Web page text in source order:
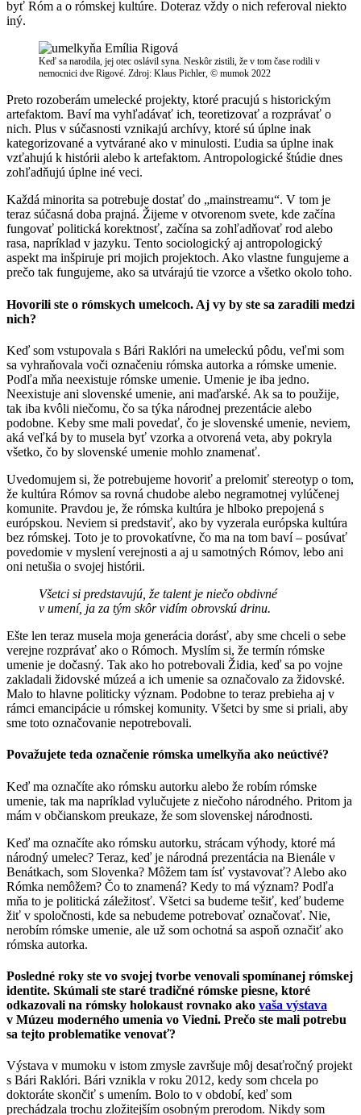
byť Róm a o rómskej kultúre. Doteraz vždy o nich referoval niekto
iný.
Keď sa narodila, jej otec oslávil syna. Neskôr zistili, že v tom čase rodili v
nemocnici dve Rigové. Zdroj: Klaus Pichler, © mumok 2022
Preto rozoberám umelecké projekty, ktoré pracujú s historickým
artefaktom. Baví ma vyhľadávať ich, teoretizovať a rozprávať o
nich. Plus v súčasnosti vznikajú archívy, ktoré sú úplne inak
kategorizované a vytvárané ako v minulosti. Ľudia sa úplne inak
vzťahujú k histórii alebo k artefaktom. Antropologické štúdie dnes
zohľadňujú úplne iné veci.
Každá minorita sa potrebuje dostať do „mainstreamu“. V tom je
teraz súčasná doba prajná. Žijeme v otvorenom svete, kde začína
fungovať politická korektnosť, začína sa zohľadňovať rod alebo
rasa, napríklad v jazyku. Tento sociologický aj antropologický
aspekt ma inšpiruje pri mojich projektoch. Ako vlastne fungujeme a
prečo tak fungujeme, ako sa utvárajú tie vzorce a všetko okolo toho.
Hovorili ste o rómskych umelcoch. Aj vy by ste sa zaradili medzi
nich?
Keď som vstupovala s Bári Raklóri na umeleckú pôdu, veľmi som
sa vyhraňovala voči označeniu rómska autorka a rómske umenie.
Podľa mňa neexistuje rómske umenie. Umenie je iba jedno.
Neexistuje ani slovenské umenie, ani maďarské. Ak sa to použije,
tak iba kvôli niečomu, čo sa týka národnej prezentácie alebo
podobne. Keby sme mali povedať, čo je slovenské umenie, neviem,
aká veľká by to musela byť vzorka a otvorená veta, aby pokryla
všetko, čo by slovenské umenie mohlo znamenať.
Uvedomujem si, že potrebujeme hovoriť a prelomiť stereotyp o tom,
že kultúra Rómov sa rovná chudobe alebo negramotnej vylúčenej
komunite. Pravdou je, že rómska kultúra je hlboko prepojená s
európskou. Neviem si predstaviť, ako by vyzerala európska kultúra
bez rómskej. Toto je to provokatívne, čo ma na tom baví – posúvať
povedomie v myslení verejnosti a aj u samotných Rómov, lebo ani
oni netušia o svojej histórii.
Všetci si predstavujú, že talent je niečo obdivné
v umení, ja za tým skôr vidím obrovskú drinu.
Ešte len teraz musela moja generácia dorásť, aby sme chceli o sebe
verejne rozprávať ako o Rómoch. Myslím si, že termín rómske
umenie je dočasný. Tak ako ho potrebovali Židia, keď sa po vojne
zakladali židovské múzeá a ich umenie sa označovalo za židovské.
Malo to hlavne politicky význam. Podobne to teraz prebieha aj v
rámci emancipácie u rómskej komunity. Všetci by sme si priali, aby
sme toto označovanie nepotrebovali.
Považujete teda označenie rómska umelkyňa ako neúctivé?
Keď ma označíte ako rómsku autorku alebo že robím rómske
umenie, tak ma napríklad vylučujete z niečoho národného. Pritom ja
mám v občianskom preukaze, že som slovenskej národnosti.
Keď ma označíte ako rómsku autorku, strácam výhody, ktoré má
národný umelec? Teraz, keď je národná prezentácia na Bienále v
Benátkach, som Slovenka? Môžem tam ísť vystavovať? Alebo ako
Rómka nemôžem? Čo to znamená? Kedy to má význam? Podľa
mňa to je politická záležitosť. Všetci sa budeme tešiť, keď budeme
žiť v spoločnosti, kde sa nebudeme potrebovať označovať. Nie,
nerobím rómske umenie, ale už som ochotná sa aspoň označiť ako
rómska autorka.
Posledné roky ste vo svojej tvorbe venovali spomínanej rómskej
identite. Skúmali ste staré tradičné rómske piesne, ktoré
odkazovali na rómsky holokaust rovnako ako vaša výstava
v Múzeu moderného umenia vo Viedni. Prečo ste mali potrebu
sa tejto problematike venovať?
Výstava v mumoku v istom zmysle završuje môj desaťročný projekt
s Bári Raklóri. Bári vznikla v roku 2012, kedy som chcela po
doktoráte skončiť s umením. Bolo to v období, keď som
prechádzala trochu zložitejším osobným prerodom. Nikdy som